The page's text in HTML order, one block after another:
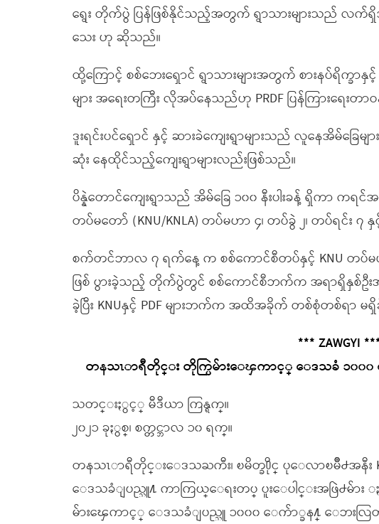
ရွေး တိုက်ပွဲ ပြန်ဖြစ်နိုင်သည့်အတွက် ရွာသားများသည် လက်ရှိအ
သေး ဟု ဆိုသည်။
ထို့ကြောင့် စစ်ဘေးရှောင် ရွာသားများအတွက် စားနပ်ရိက္
များ အရေးတကြီး လိုအပ်နေသည်ဟု PRDF ပြန်ကြားရေးတ
ဒူးရင်းပင်ရှောင် နှင့် ဆားခဲကျေးရွာများသည် လူနေအိမ်ခြေမျာ
ဆုံး နေထိုင်သည့်ကျေးရွာများလည်းဖြစ်သည်။
ပိန္နဲတောင်ကျေးရွာသည် အိမ်ခြေ ၁၀၀ နီးပါးခန့် ရှိကာ ကရ
တပ်မတော် (KNU/KNLA) တပ်မဟာ ၄၊ တပ်ခွဲ ၂၊ တပ်ရင်း
စက်တင်ဘာလ ၇ ရက်နေ့ က စစ်ကောင်စီတပ်နှင့် KNU တပ်မဟာ ၄
ဖြစ် ပွားခဲ့သည့် တိုက်ပွဲတွင် စစ်ကောင်စီဘက်က အရာရှိနှစ်ဦးအ
ခဲ့ပြီး KNUနှင့် PDF များဘက်က အထိအခိုက် တစ်စုံတစ်ရာ မ
*** ZAWGYI
တနသၤာရီတိုင္း တိုက္ပြဲမ်ားေၾကာင့္ ေဒသခံ ၁၀၀၀
သတင္းႏွင့္ မီဒီယာ ကြန္ရက္။
၂၀၂၁ ခုႏွစ္၊ စက္တင္ဘာလ ၁၀ ရက္။
တနသၤာရီတိုင္းေဒသႀကီး၊ ၿမိတ္ခ႐ိုင္ ပုေလာၿမိဳ႕အနီး
ေဒသခံျပည္သူ႔ ကာကြယ္ေရးတပ္ ပူးေပါင္းအဖြဲ႕မ်ား
မ်ားေၾကာင့္ ေဒသခံျပည္သူ ၁၀၀၀ ေက်ာ္ခန႔္ ေဘးလြ